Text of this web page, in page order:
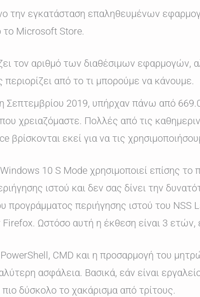
την εγκατάσταση επαληθευμένων
Microsoft Store.
τον αριθμό των διαθέσιμων εφαρμογών,
περιορίζει από το τι μπορούμε να κάνουμε.
Σεπτεμβρίου 2019, υπήρχαν πάνω από
χρειαζόμαστε. Πολλές από τις
βρίσκονται εκεί για να τις
10 S Mode χρησιμοποιεί επίσης
ιστού και δεν σας δίνει την
προγράμματος περιήγησης ιστού του NSS
Ωστόσο αυτή η έκθεση είναι 3
CMD και η προσαρμογή του
ασφάλεια. Βασικά, εάν είναι
δύσκολο το χακάρισμα από τρίτους.